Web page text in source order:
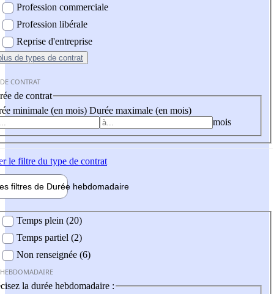
Profession commerciale
Profession libérale
Reprise d'entreprise
de types de contrat
CONTRAT
de contrat
minimale (en mois) Durée maximale (en mois)
mois
le filtre du type de contrat
filtres de Durée hebdomadaire
Temps plein (20)
Temps partiel (2)
Non renseignée (6)
la durée hebdomadaire :